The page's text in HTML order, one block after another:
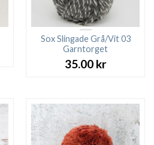
Sox Slingade Grå/Vit 03
Garntorget
35.00 kr